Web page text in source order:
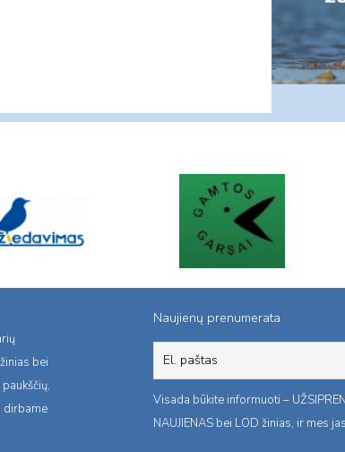
bei
dirbame
Naujienų prenumerata
Visada būkite informuoti –
NAUJIENAS bei LOD žinias, ir mes